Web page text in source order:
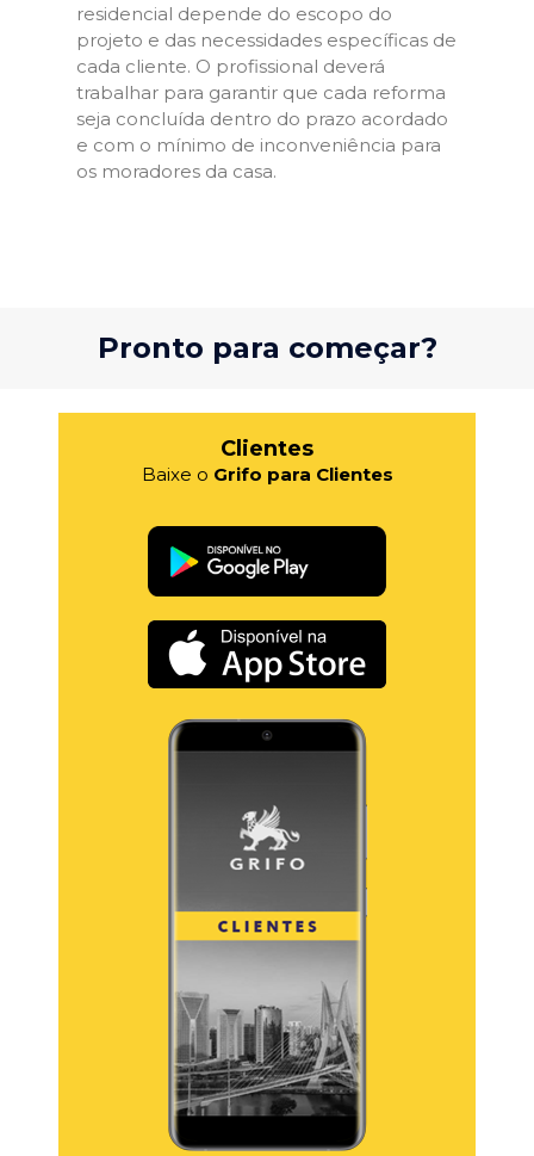
residencial depende do escopo do
projeto e das necessidades específicas de
cada cliente. O profissional deverá
trabalhar para garantir que cada reforma
seja concluída dentro do prazo acordado
e com o mínimo de inconveniência para
os moradores da casa.
Pronto para começar?
Clientes
Baixe o Grifo para Clientes